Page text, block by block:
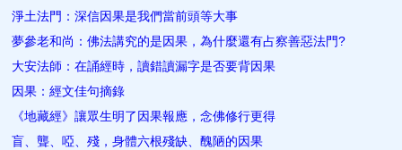
淨土法門：深信因果是我們當前頭等大事
夢參老和尚：佛法講究的是因果，為什麼還有占察善惡法門?
大安法師：在誦經時，讀錯讀漏​字是否要背因果
因果：經文佳句摘錄
《地藏經》讓眾生明了因果報應​，念佛修行更得
盲、聾、啞、殘，身體六根殘缺、醜陋的因果